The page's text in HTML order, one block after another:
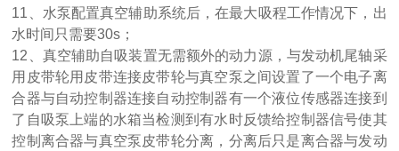
11、 水泵配置真空辅助系统后，在最大吸程工作情况下，出
水时间只需要30s；
12、 真空辅助自吸装置无需额外的动力源，与发动机尾轴采
用皮带轮用皮带连接皮带轮与真空泵之间设置了一个电子离
合器与自动控制器连接自动控制器有一个液位传感器连接到
了自吸泵上端的水箱当检测到有水时反馈给控制器信号使其
控制离合器与真空泵皮带轮分离，分离后只是离合器与发动